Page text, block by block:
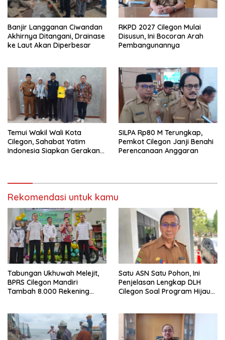
Banjir Langganan Ciwandan
Akhirnya Ditangani, Drainase
ke Laut Akan Diperbesar
RKPD 2027 Cilegon Mulai
Disusun, Ini Bocoran Arah
Pembangunannya
Temui Wakil Wali Kota
Cilegon, Sahabat Yatim
Indonesia Siapkan Gerakan
SILPA Rp80 M Terungkap,
Pemkot Cilegon Janji Benahi
Perencanaan Anggaran
Rekomendasi untuk kamu
Tabungan Ukhuwah Melejit,
BPRS Cilegon Mandiri
Tambah 8.000 Rekening
Satu ASN Satu Pohon, Ini
Penjelasan Lengkap DLH
Cilegon Soal Program Hijau